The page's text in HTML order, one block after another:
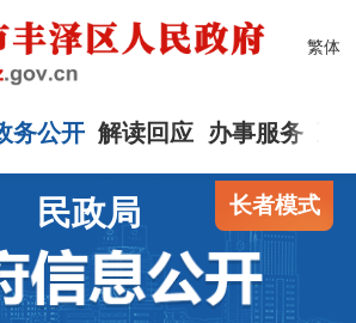
繁体
务公开 解读回应 办事服务
长者模式
民政局